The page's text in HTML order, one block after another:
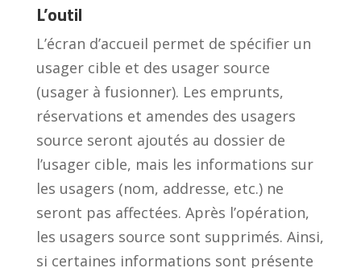
L’outil
L’écran d’accueil permet de spécifier un
usager cible et des usager source
(usager à fusionner). Les emprunts,
réservations et amendes des usagers
source seront ajoutés au dossier de
l’usager cible, mais les informations sur
les usagers (nom, addresse, etc.) ne
seront pas affectées. Après l’opération,
les usagers source sont supprimés. Ainsi,
si certaines informations sont présente